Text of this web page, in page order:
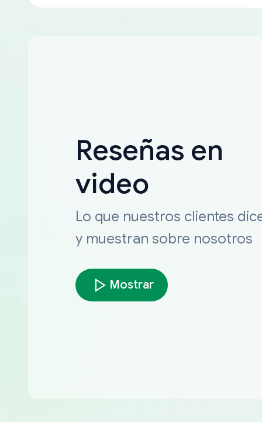
Reseñas en
video
Lo que nuestros clientes
y muestran sobre nosotros
Mostrar